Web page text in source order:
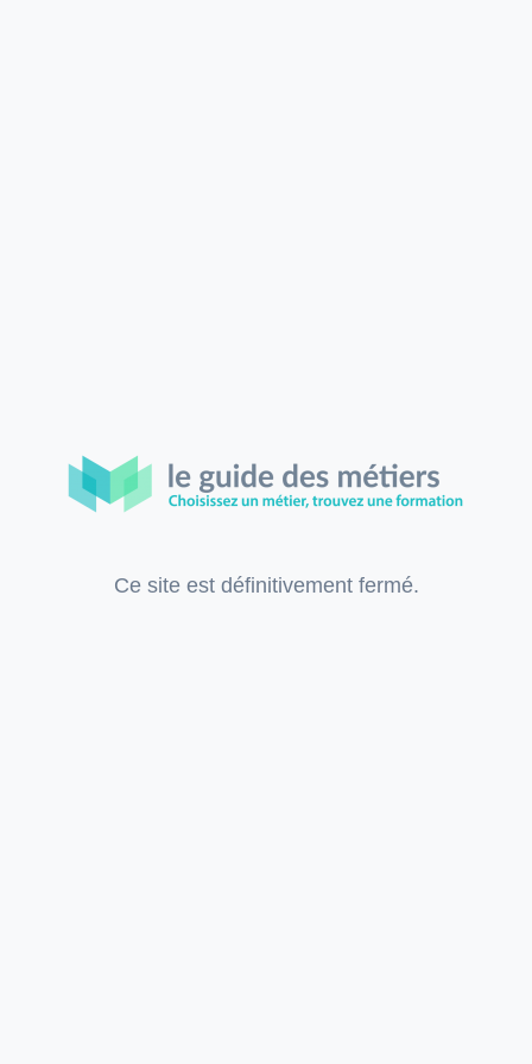
Ce site est définitivement fermé.